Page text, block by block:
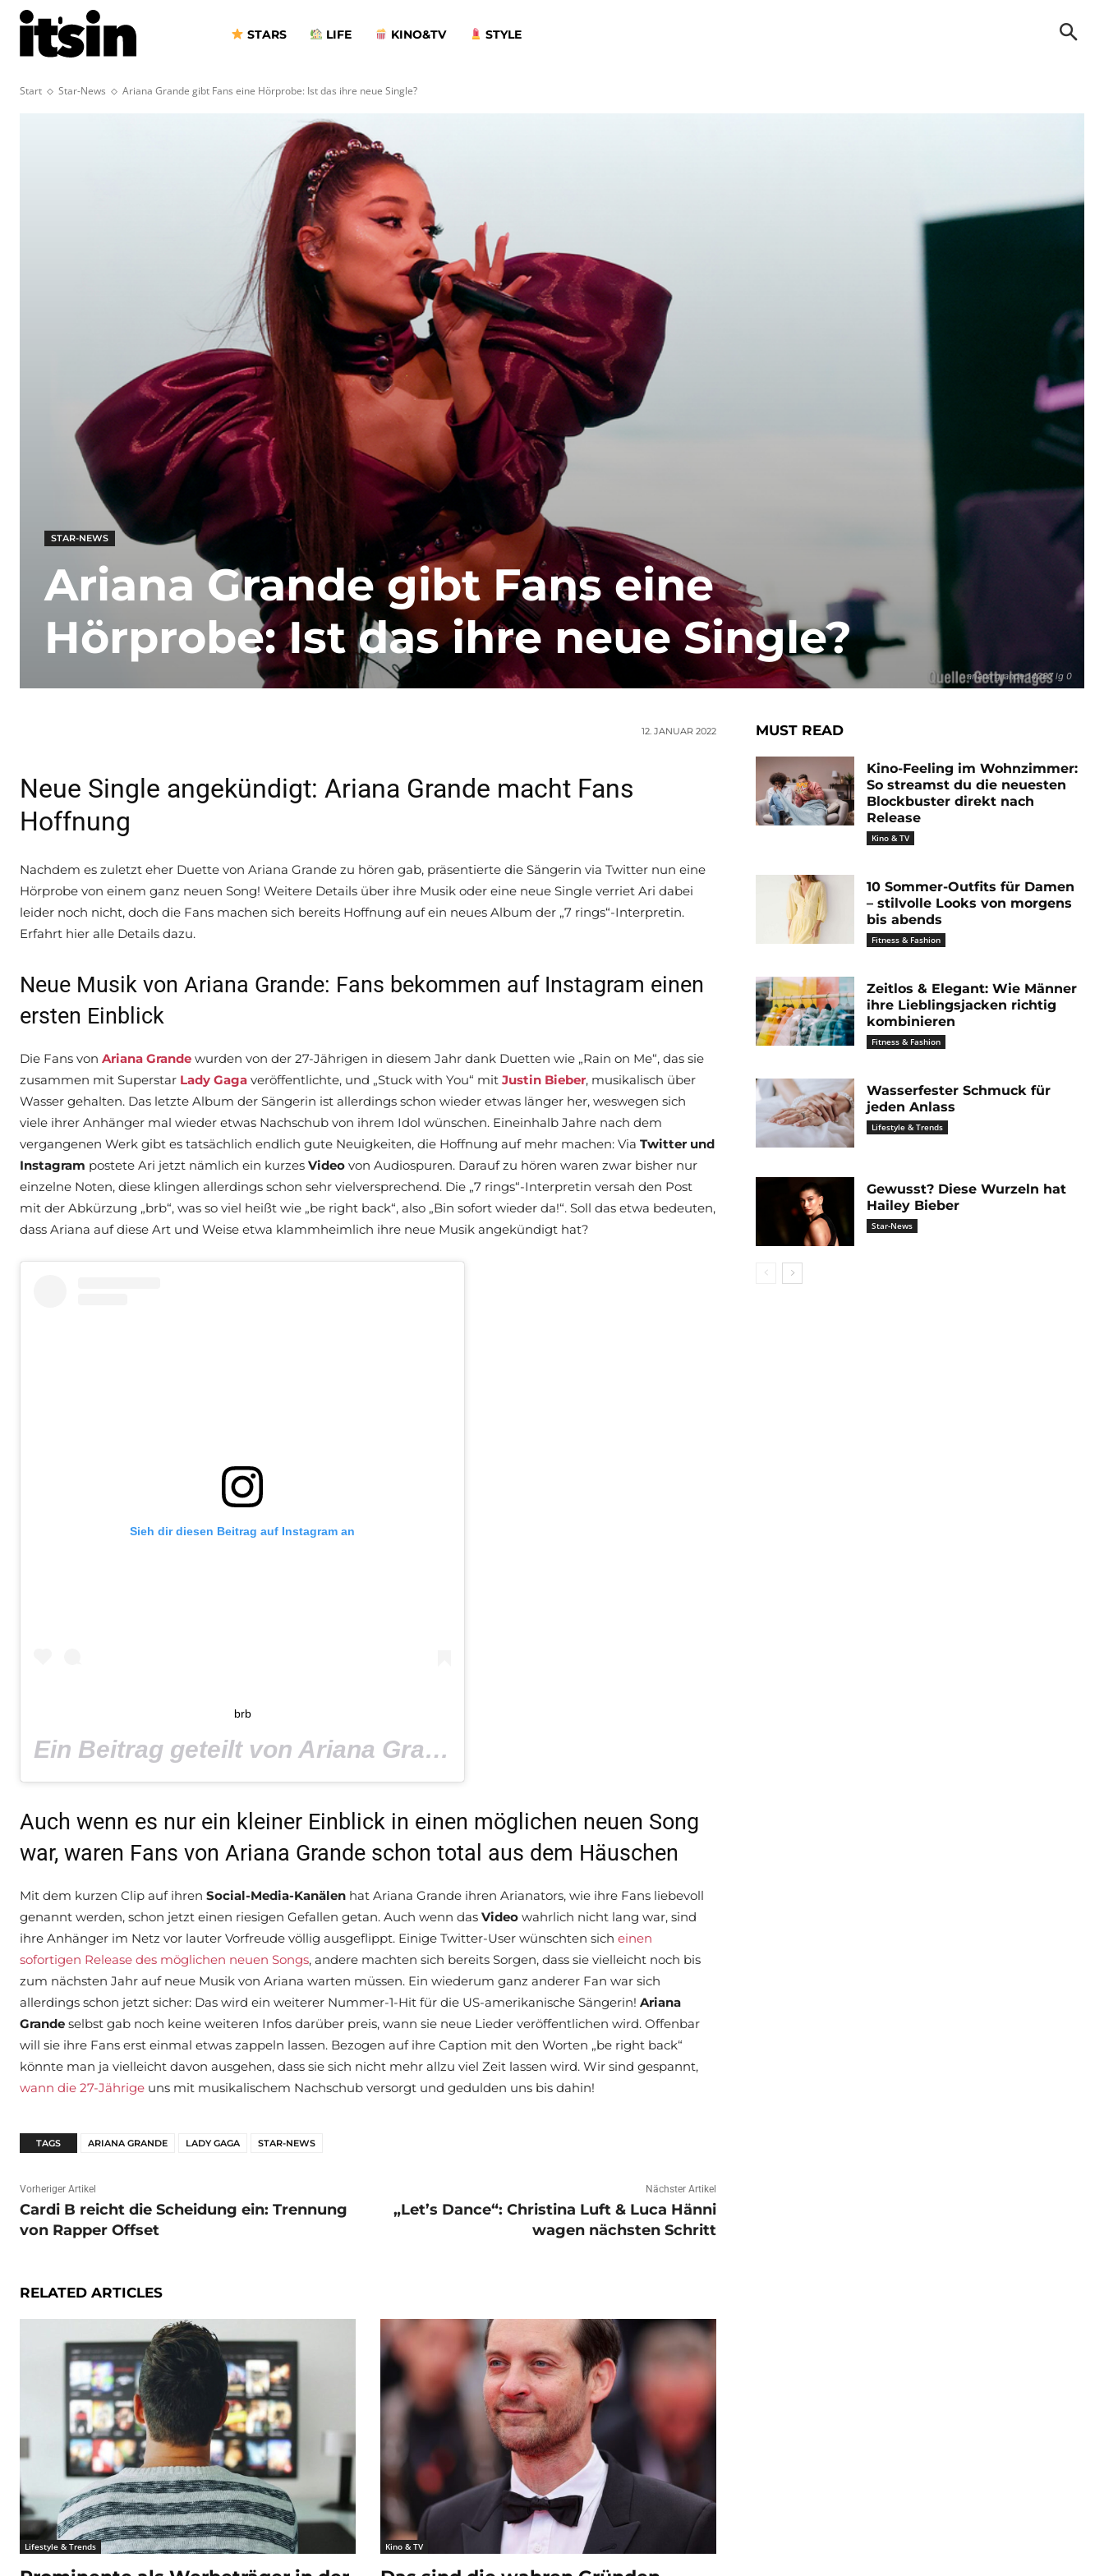
STARS LIFE KINO&TV STYLE
Start Star-News Ariana Grande gibt Fans eine Hörprobe: Ist das ihre neue Single?
ariana grande 14287 lg 0
STAR-NEWS
Ariana Grande gibt Fans eine
Hörprobe: Ist das ihre neue Single?
12. JANUAR 2022
Neue Single angekündigt: Ariana Grande macht Fans
Hoffnung
Nachdem es zuletzt eher Duette von Ariana Grande zu hören gab, präsentierte die Sängerin via Twitter nun eine
Hörprobe von einem ganz neuen Song! Weitere Details über ihre Musik oder eine neue Single verriet Ari dabei
leider noch nicht, doch die Fans machen sich bereits Hoffnung auf ein neues Album der „7 rings“-Interpretin.
Erfahrt hier alle Details dazu.
Neue Musik von Ariana Grande: Fans bekommen auf Instagram einen
ersten Einblick
Die Fans von Ariana Grande wurden von der 27-Jährigen in diesem Jahr dank Duetten wie „Rain on Me“, das sie
zusammen mit Superstar Lady Gaga veröffentlichte, und „Stuck with You“ mit Justin Bieber, musikalisch über
Wasser gehalten. Das letzte Album der Sängerin ist allerdings schon wieder etwas länger her, weswegen sich
viele ihrer Anhänger mal wieder etwas Nachschub von ihrem Idol wünschen. Eineinhalb Jahre nach dem
vergangenen Werk gibt es tatsächlich endlich gute Neuigkeiten, die Hoffnung auf mehr machen: Via Twitter und
Instagram postete Ari jetzt nämlich ein kurzes Video von Audiospuren. Darauf zu hören waren zwar bisher nur
einzelne Noten, diese klingen allerdings schon sehr vielversprechend. Die „7 rings“-Interpretin versah den Post
mit der Abkürzung „brb“, was so viel heißt wie „be right back“, also „Bin sofort wieder da!“. Soll das etwa bedeuten,
dass Ariana auf diese Art und Weise etwa klammheimlich ihre neue Musik angekündigt hat?
Sieh dir diesen Beitrag auf Instagram an
brb
Ein Beitrag geteilt von Ariana Grande (@arianagrande) am
Auch wenn es nur ein kleiner Einblick in einen möglichen neuen Song
war, waren Fans von Ariana Grande schon total aus dem Häuschen
Mit dem kurzen Clip auf ihren Social-Media-Kanälen hat Ariana Grande ihren Arianators, wie ihre Fans liebevoll
genannt werden, schon jetzt einen riesigen Gefallen getan. Auch wenn das Video wahrlich nicht lang war, sind
ihre Anhänger im Netz vor lauter Vorfreude völlig ausgeflippt. Einige Twitter-User wünschten sich einen
sofortigen Release des möglichen neuen Songs, andere machten sich bereits Sorgen, dass sie vielleicht noch bis
zum nächsten Jahr auf neue Musik von Ariana warten müssen. Ein wiederum ganz anderer Fan war sich
allerdings schon jetzt sicher: Das wird ein weiterer Nummer-1-Hit für die US-amerikanische Sängerin! Ariana
Grande selbst gab noch keine weiteren Infos darüber preis, wann sie neue Lieder veröffentlichen wird. Offenbar
will sie ihre Fans erst einmal etwas zappeln lassen. Bezogen auf ihre Caption mit den Worten „be right back“
könnte man ja vielleicht davon ausgehen, dass sie sich nicht mehr allzu viel Zeit lassen wird. Wir sind gespannt,
wann die 27-Jährige uns mit musikalischem Nachschub versorgt und gedulden uns bis dahin!
TAGS ARIANA GRANDE LADY GAGA STAR-NEWS
Vorheriger Artikel
Cardi B reicht die Scheidung ein: Trennung
von Rapper Offset
Nächster Artikel
„Let’s Dance“: Christina Luft & Luca Hänni
wagen nächsten Schritt
RELATED ARTICLES
Lifestyle & Trends Kino & TV
MUST READ
Kino-Feeling im Wohnzimmer:
So streamst du die neuesten
Blockbuster direkt nach
Release
Kino & TV
10 Sommer-Outfits für Damen
– stilvolle Looks von morgens
bis abends
Fitness & Fashion
Zeitlos & Elegant: Wie Männer
ihre Lieblingsjacken richtig
kombinieren
Fitness & Fashion
Wasserfester Schmuck für
jeden Anlass
Lifestyle & Trends
Gewusst? Diese Wurzeln hat
Hailey Bieber
Star-News